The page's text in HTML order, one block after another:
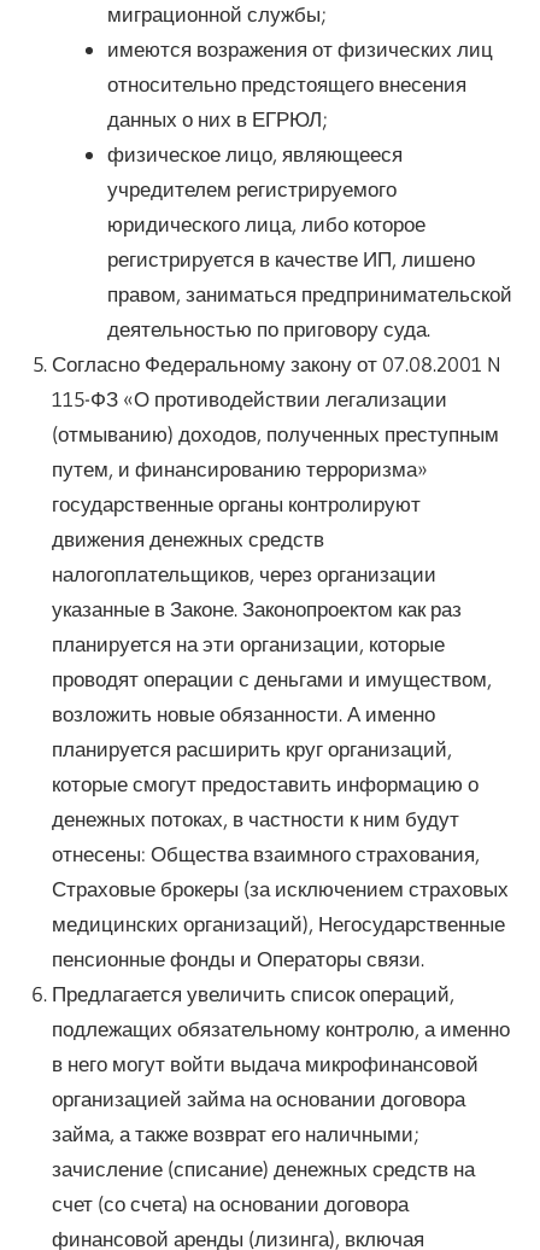
миграционной службы;
имеются возражения от физических лиц
относительно предстоящего внесения
данных о них в ЕГРЮЛ;
физическое лицо, являющееся
учредителем регистрируемого
юридического лица, либо которое
регистрируется в качестве ИП, лишено
правом, заниматься предпринимательской
деятельностью по приговору суда.
Согласно Федеральному закону от 07.08.2001 N
115-ФЗ «О противодействии легализации
(отмыванию) доходов, полученных преступным
путем, и финансированию терроризма»
государственные органы контролируют
движения денежных средств
налогоплательщиков, через организации
указанные в Законе. Законопроектом как раз
планируется на эти организации, которые
проводят операции с деньгами и имуществом,
возложить новые обязанности. А именно
планируется расширить круг организаций,
которые смогут предоставить информацию о
денежных потоках, в частности к ним будут
отнесены: Общества взаимного страхования,
Страховые брокеры (за исключением страховых
медицинских организаций), Негосударственные
пенсионные фонды и Операторы связи.
Предлагается увеличить список операций,
подлежащих обязательному контролю, а именно
в него могут войти выдача микрофинансовой
организацией займа на основании договора
займа, а также возврат его наличными;
зачисление (списание) денежных средств на
счет (со счета) на основании договора
финансовой аренды (лизинга), включая